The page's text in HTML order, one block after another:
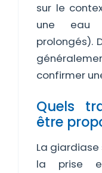
sur le
une eau
prolongés).
confirmer
Quels
être
La
la prise